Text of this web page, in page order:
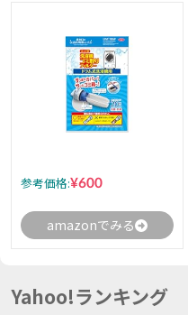
参考価格:¥600
amazonでみる
Yahoo!ランキング